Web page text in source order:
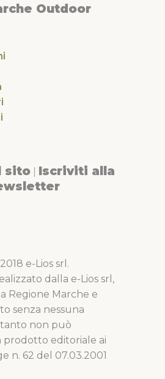
Outdoor
sito Iscriviti alla
e-Lios srl.
dalla e-Lios srl,
Regione Marche e
senza nessuna
non può
prodotto editoriale ai
n. 62 del 07.03.2001